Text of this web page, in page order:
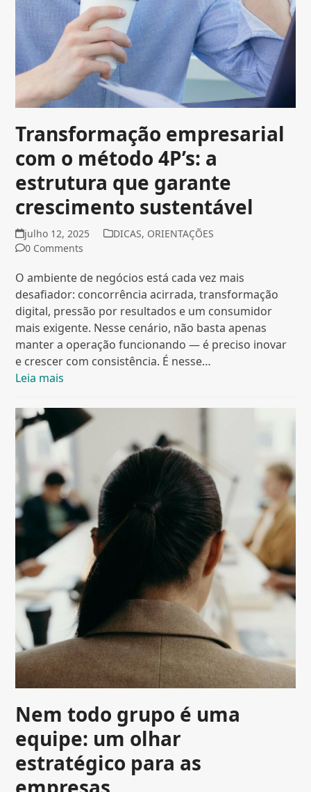
Transformação empresarial
com o método 4P’s: a
estrutura que garante
crescimento sustentável
julho 12, 2025 DICAS, ORIENTAÇÕES
0 Comments
O ambiente de negócios está cada vez mais
desafiador: concorrência acirrada, transformação
digital, pressão por resultados e um consumidor
mais exigente. Nesse cenário, não basta apenas
manter a operação funcionando — é preciso inovar
e crescer com consistência. É nesse…
Leia mais
Nem todo grupo é uma
equipe: um olhar
estratégico para as